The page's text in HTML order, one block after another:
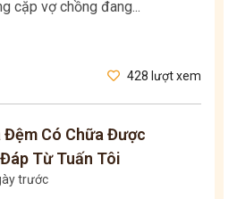
cặp vợ chồng đang...
428 lượt xem
Có Chữa Được
Từ Tuấn Tôi
trước